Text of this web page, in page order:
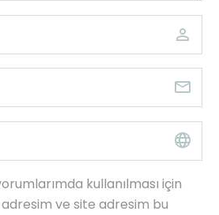
kullanılması için
ve site adresim bu